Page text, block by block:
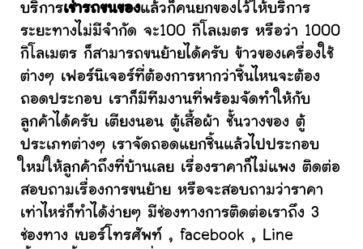
บริการเช่ารถขนของแล้วก็คนยกของไว้ให้บริการ
ระยะทางไม่มีจำกัด จะ100 กิโลเมตร หรือว่า 1000
กิโลเมตร ก็สามารถขนย้ายได้ครับ ข้าวของเครื่องใช้
ต่างๆ เฟอร์นิเจอร์ที่ต้องการหากว่าชิ้นไหนจะต้อง
ถอดประกอบ เราก็มีทีมงานที่พร้อมจัดทำให้กับ
ลูกค้าได้ครับ เตียงนอน ตู้เสื้อผ้า ชั้นวางของ ตู้
ประเภทต่างๆ เราจัดถอดแยกชิ้นแล้วไปประกอบ
ใหม่ให้ลูกค้าถึงที่บ้านเลย เรื่องราคาก็ไม่แพง ติดต่อ
สอบถามเรื่องการขนย้าย หรือจะสอบถามว่าราคา
เท่าไหร่ก็ทำได้ง่ายๆ มีช่องทางการติดต่อเราถึง 3
ช่องทาง เบอร์โทรศัพท์ , facebook , Line